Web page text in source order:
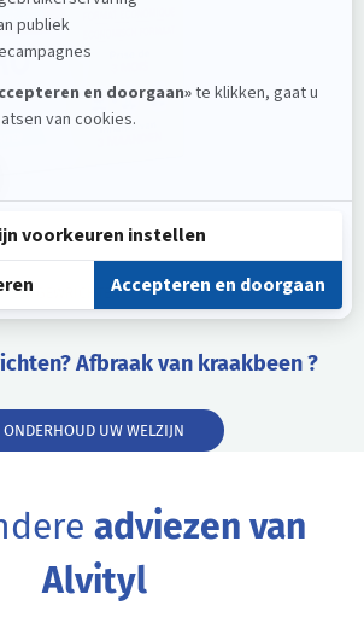
GEWRICHTEN – TABLETTEN – VANAF 18 JAAR
Afbraak van kraakbeen ?
ONDERHOUD UW WELZIJN
adviezen van
Alvityl